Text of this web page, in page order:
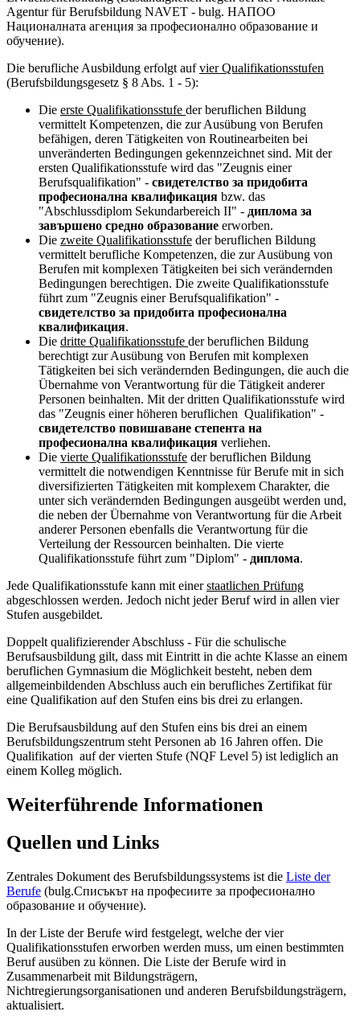
Agentur für Berufsbildung NAVET - bulg. НАПОО
Националната агенция за професионално образование и
обучение).
Die berufliche Ausbildung erfolgt aufvier Qualifikationsstufen
(Berufsbildungsgesetz § 8 Abs. 1 - 5):
Die erste Qualifikationsstufe der beruflichen Bildung
vermittelt Kompetenzen, die zur Ausübung von Berufen
befähigen, deren Tätigkeiten von Routinearbeiten bei
unveränderten Bedingungen gekennzeichnet sind. Mit der
ersten Qualifikationsstufe wird das "Zeugnis einer
Berufsqualifikation" - свидетелство за придобита
професионална квалификация bzw. das
"Abschlussdiplom Sekundarbereich II" - диплома за
завършено средно образование erworben.
Die zweite Qualifikationsstufe der beruflichen Bildung
vermittelt berufliche Kompetenzen, die zur Ausübung von
Berufen mit komplexen Tätigkeiten bei sich verändernden
Bedingungen berechtigen. Die zweite Qualifikationsstufe
führt zum "Zeugnis einer Berufsqualifikation" -
свидетелство за придобита професионална
квалификация.
Die dritte Qualifikationsstufe der beruflichen Bildung
berechtigt zur Ausübung von Berufen mit komplexen
Tätigkeiten bei sich verändernden Bedingungen, die auch die
Übernahme von Verantwortung für die Tätigkeit anderer
Personen beinhalten. Mit der dritten Qualifikationsstufe wird
das "Zeugnis einer höheren beruflichen Qualifikation" -
свидетелство повишаване степента на
професионална квалификация verliehen.
Die vierte Qualifikationsstufe der beruflichen Bildung
vermittelt die notwendigen Kenntnisse für Berufe mit in sich
diversifizierten Tätigkeiten mit komplexem Charakter, die
unter sich verändernden Bedingungen ausgeübt werden und,
die neben der Übernahme von Verantwortung für die Arbeit
anderer Personen ebenfalls die Verantwortung für die
Verteilung der Ressourcen beinhalten. Die vierte
Qualifikationsstufe führt zum "Diplom" - диплома.
Jede Qualifikationsstufe kann mit einerstaatlichen Prüfung
abgeschlossen werden. Jedoch nicht jeder Beruf wird in allen vier
Stufen ausgebildet.
Doppelt qualifizierender Abschluss - Für die schulische
Berufsausbildung gilt, dass mit Eintritt in die achte Klasse an einem
beruflichen Gymnasium die Möglichkeit besteht, neben dem
allgemeinbildenden Abschluss auch ein berufliches Zertifikat für
eine Qualifikation auf den Stufen eins bis drei zu erlangen.
Die Berufsausbildung auf den Stufen eins bis drei an einem
Berufsbildungszentrum steht Personen ab 16 Jahren offen. Die
Qualifikation auf der vierten Stufe (NQF Level 5) ist lediglich an
einem Kolleg möglich.
Weiterführende Informationen
Quellen und Links
Zentrales Dokument des Berufsbildungssystems ist die Liste der
Berufe (bulg.Списъкът на професиите за професионално
образование и обучение).
In der Liste der Berufe wird festgelegt, welche der vier
Qualifikationsstufen erworben werden muss, um einen bestimmten
Beruf ausüben zu können. Die Liste der Berufe wird in
Zusammenarbeit mit Bildungsträgern,
Nichtregierungsorganisationen und anderen Berufsbildungsträgern,
aktualisiert.